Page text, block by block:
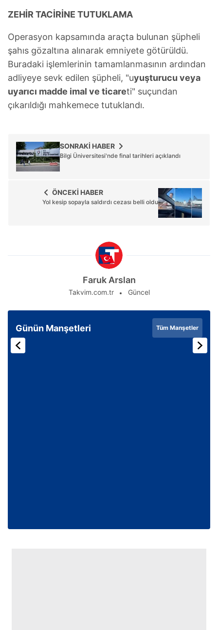
verileriniz işlenmekte olup gerekli olan çerezler bilgi
kullanılmaktadır. Diğer çerezler, sitemizin daha işlevsel
kılınması ve kişiselleştirilmesi ve sizlere yönelik
reklam/pazarlama faaliyetlerinin yapılması, amaçlarıyla
sınırlı olarak açık rızanız dahilinde kullanılacaktır.
Çerezlere ilişkin tercihlerinizi aşağıda yer alan panel
vasıtasıyla belirleyebilirsiniz. Çerezlere ilişkin detaylı bilgi
6698 sayılı Kişisel Verilerin Korunması Kanunu uyarınca
hazırlanmış Aydınlatma Metnimizi okumak ve sitemizde
almak için lütfentıklayınız.
ZEHİR TACİRİNE TUTUKLAMA
Operasyon kapsamında araçta bulunan şüpheli
şahıs gözaltına alınarak emniyete götürüldü.
Buradaki işlemlerinin tamamlanmasının ardından
adliyeye sevk edilen şüpheli, "uyuşturucu veya
uyarıcı madde imal ve ticareti" suçundan
çıkarıldığı mahkemece tutuklandı.
SONRAKİ HABER
Bilgi Üniversitesi'nde final tarihleri açıklandı
ÖNCEKİ HABER
Yol kesip sopayla saldırdı cezası belli oldu
Faruk Arslan
Takvim.com.tr Güncel
Günün Manşetleri Tüm Manşetler